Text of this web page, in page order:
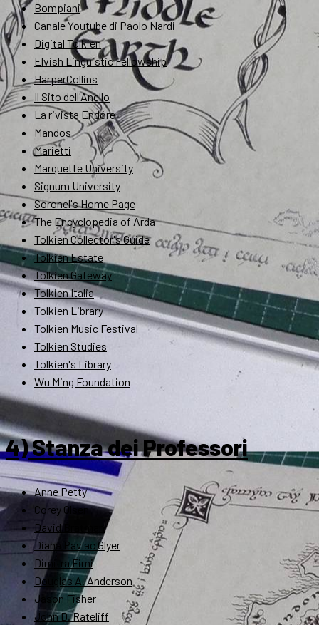
Bompiani
Canale Youtube di Paolo Nardi
Digital Tolkien
Elvish Linguistic Fellowship
HarperCollins
Il Sito dell'Anello
La rivista Endóre
Mandos
Marietti
Marquette University
Signum University
Soronel's Home Page
The Encyclopedia of Arda
Tolkien Collector's Guide
Tolkien Estate
Tolkien Gateway
Tolkien Italia
Tolkien Library
Tolkien Music Festival
Tolkien Studies
Tolkien's Library
Wu Ming Foundation
4) Stanza dei Professori
Anne Petty
Corey Olsen
David Bratman
Diana Pavlac Glyer
Dimitra Fimi
Douglas A. Anderson
Jason Fisher
John D. Rateliff